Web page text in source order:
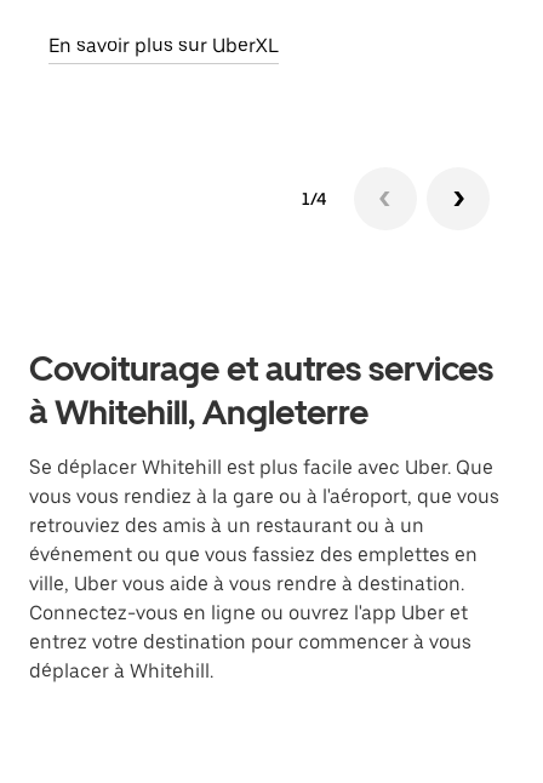
En savoir plus sur UberXL
1/4
Covoiturage et autres services
à Whitehill, Angleterre
Se déplacer Whitehill est plus facile avec Uber. Que
vous vous rendiez à la gare ou à l'aéroport, que vous
retrouviez des amis à un restaurant ou à un
événement ou que vous fassiez des emplettes en
ville, Uber vous aide à vous rendre à destination.
Connectez-vous en ligne ou ouvrez l'app Uber et
entrez votre destination pour commencer à vous
déplacer à Whitehill.